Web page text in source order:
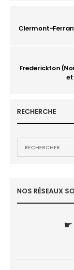
Clermont-
Frederickton
RECHERCHE
NOS RÉSEAUX
☛